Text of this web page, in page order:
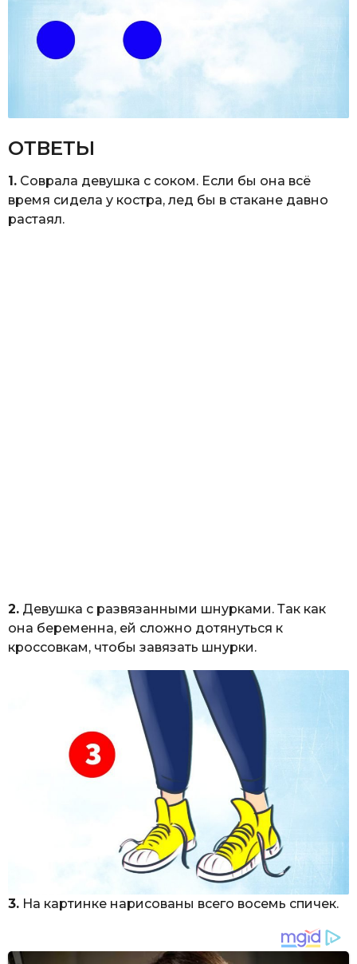
ОТВЕТЫ
1. Соврала девушка с соком. Если бы она всё
время сидела у костра, лед бы в стакане давно
растаял.
2. Девушка с развязанными шнурками. Так как
она беременна, ей сложно дотянуться к
кроссовкам, чтобы завязать шнурки.
3. На картинке нарисованы всего восемь спичек.